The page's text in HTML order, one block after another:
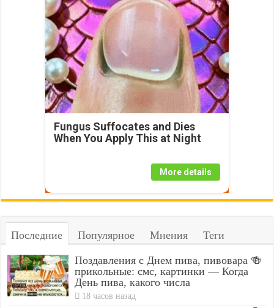
Fungus Suffocates and Dies
When You Apply This at Night
More details
Последние Популярное Мнения Теги
Поздавления с Днем пива, пивовара 🍻
прикольные: смс, картинки — Когда
День пива, какого числа
18 часов назад